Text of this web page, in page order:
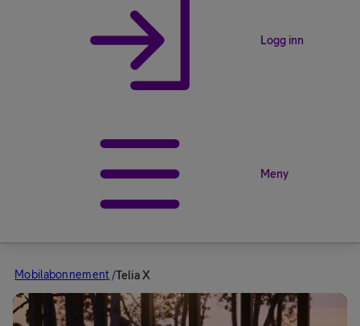
Logg inn
Meny
Mobilabonnement /Telia X